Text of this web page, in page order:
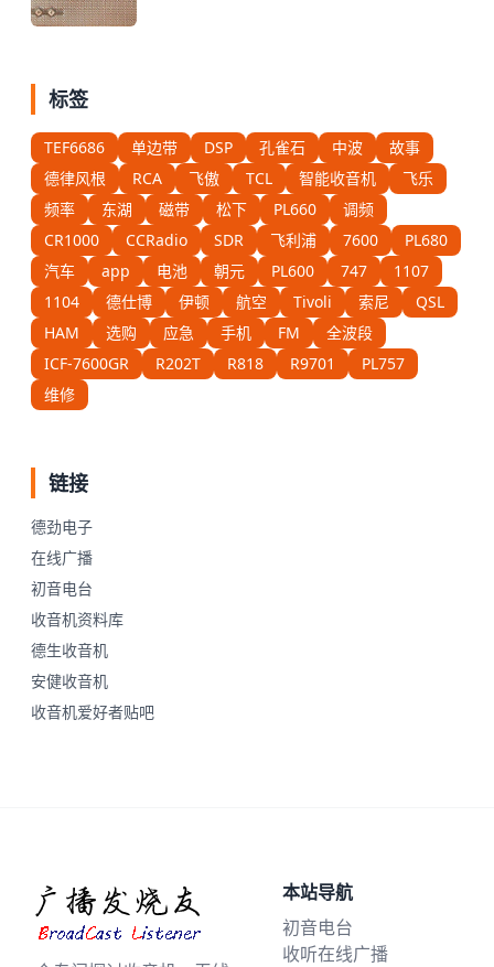
标签
TEF6686 单边带 DSP 孔雀石 中波
故事
德律风根
RCA 飞傲 TCL 智能收音机
飞乐
频率
东湖 磁带 松下 PL660
调频
CR1000
CCRadio SDR 飞利浦 7600
PL680
汽车
app 电池 朝元 PL600 747
1107
1104
德仕博 伊顿 航空 Tivoli 索尼
QSL
HAM
选购 应急 手机 FM
全波段
ICF-7600GR
R202T R818 R9701
PL757
维修
链接
德劲电子
在线广播
初音电台
收音机资料库
德生收音机
安健收音机
收音机爱好者贴吧
本站导航
初音电台
收听在线广播